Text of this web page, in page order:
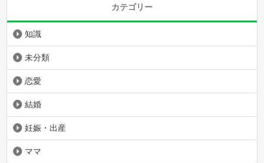
カテゴリー
知識
未分類
恋愛
結婚
妊娠・出産
ママ